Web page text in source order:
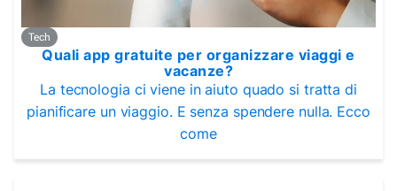
Tech
Quali app gratuite per organizzare viaggi e
vacanze?
La tecnologia ci viene in aiuto quado si tratta di
pianificare un viaggio. E senza spendere nulla. Ecco
come